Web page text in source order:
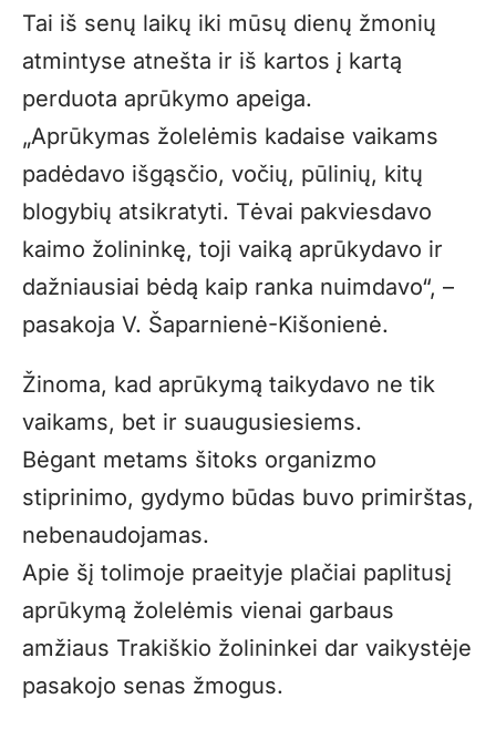
Tai iš senų laikų iki mūsų dienų žmonių
atmintyse atnešta ir iš kartos į kartą
perduota aprūkymo apeiga.
„Aprūkymas žolelėmis kadaise vaikams
padėdavo išgąsčio, vočių, pūlinių, kitų
blogybių atsikratyti. Tėvai pakviesdavo
kaimo žolininkę, toji vaiką aprūkydavo ir
dažniausiai bėdą kaip ranka nuimdavo“, –
pasakoja V. Šaparnienė-Kišonienė.
Žinoma, kad aprūkymą taikydavo ne tik
vaikams, bet ir suaugusiesiems.
Bėgant metams šitoks organizmo
stiprinimo, gydymo būdas buvo primirštas,
nebenaudojamas.
Apie šį tolimoje praeityje plačiai paplitusį
aprūkymą žolelėmis vienai garbaus
amžiaus Trakiškio žolininkei dar vaikystėje
pasakojo senas žmogus.